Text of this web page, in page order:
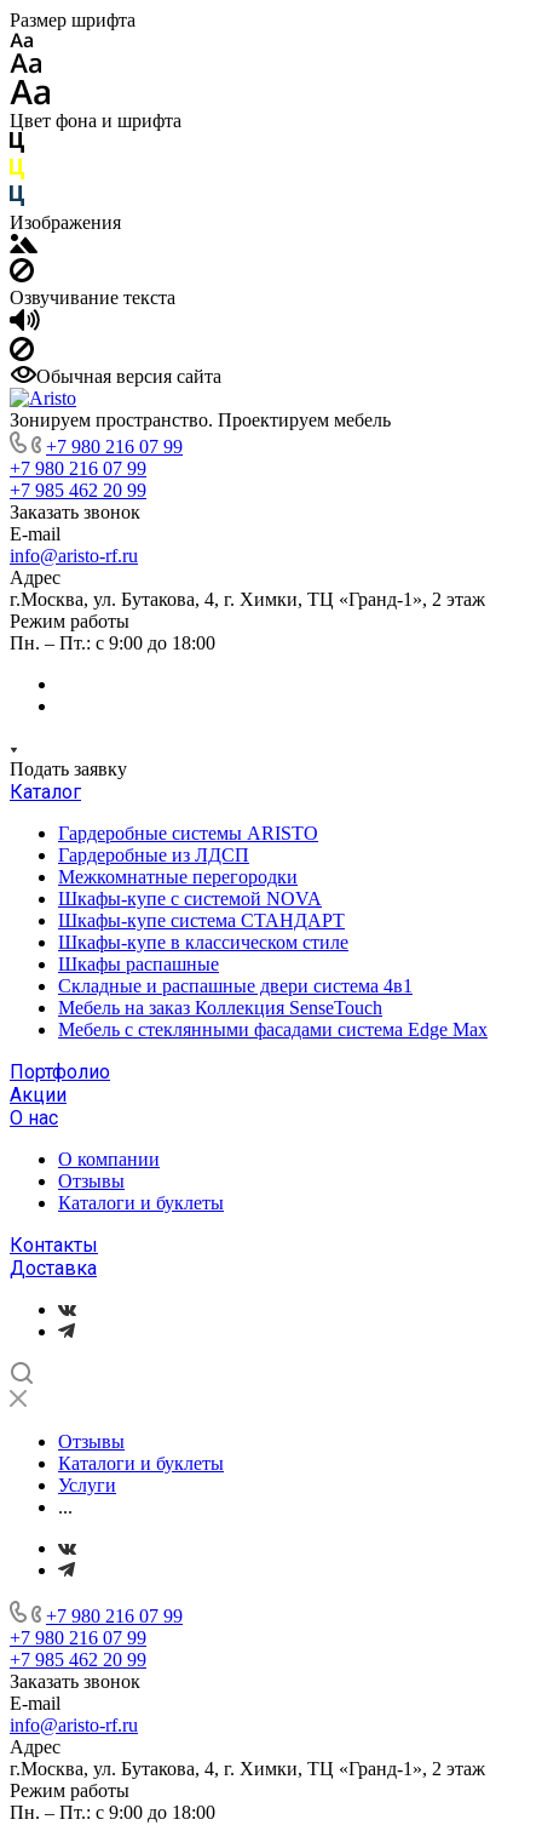
Размер шрифта
Цвет фона и шрифта
Изображения
Озвучивание текста
Обычная версия сайта
Зонируем пространство. Проектируем мебель
+7 980 216 07 99
+7 980 216 07 99
+7 985 462 20 99
Заказать звонок
E-mail
info@aristo-rf.ru
Адрес
г.Москва, ул. Бутакова, 4, г. Химки, ТЦ «Гранд-1», 2 этаж
Режим работы
Пн. – Пт.: с 9:00 до 18:00
Подать заявку
Каталог
Гардеробные системы ARISTO
Гардеробные из ЛДСП
Межкомнатные перегородки
Шкафы-купе с системой NOVA
Шкафы-купе система СТАНДАРТ
Шкафы-купе в классическом стиле
Шкафы распашные
Складные и распашные двери система 4в1
Мебель на заказ Коллекция SenseTouch
Мебель с стеклянными фасадами система Edge Max
Портфолио
Акции
О нас
О компании
Отзывы
Каталоги и буклеты
Контакты
Доставка
Отзывы
Каталоги и буклеты
Услуги
...
+7 980 216 07 99
+7 980 216 07 99
+7 985 462 20 99
Заказать звонок
E-mail
info@aristo-rf.ru
Адрес
г.Москва, ул. Бутакова, 4, г. Химки, ТЦ «Гранд-1», 2 этаж
Режим работы
Пн. – Пт.: с 9:00 до 18:00